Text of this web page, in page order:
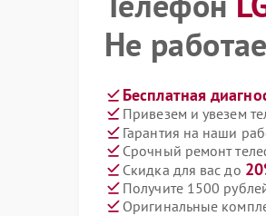
Не
Бесплатная
Привезем и увезем
Гарантия на наши
Срочный ремонт
Скидка для вас до
Получите 1500
Оригинальные